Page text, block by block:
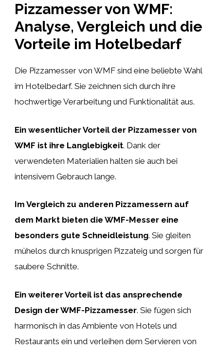
Pizzamesser von WMF:
Analyse, Vergleich und die
Vorteile im Hotelbedarf
Die Pizzamesser von WMF sind eine beliebte Wahl
im Hotelbedarf. Sie zeichnen sich durch ihre
hochwertige Verarbeitung und Funktionalität aus.
Ein wesentlicher Vorteil der Pizzamesser von
WMF ist ihre Langlebigkeit. Dank der
verwendeten Materialien halten sie auch bei
intensivem Gebrauch lange.
Im Vergleich zu anderen Pizzamessern auf
dem Markt bieten die WMF-Messer eine
besonders gute Schneidleistung. Sie gleiten
mühelos durch knusprigen Pizzateig und sorgen für
saubere Schnitte.
Ein weiterer Vorteil ist das ansprechende
Design der WMF-Pizzamesser. Sie fügen sich
harmonisch in das Ambiente von Hotels und
Restaurants ein und verleihen dem Servieren von